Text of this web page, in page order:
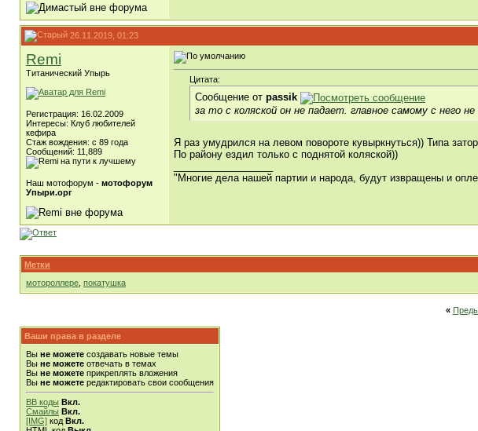
26.11.2019, 01:23
Remi
Титанический Упырь
Регистрация: 16.02.2009
Интересы: Клуб любителей
кефира
Стаж вождения: с 89 года
Сообщений: 11,889
Наш мотофорум - мотофорум
Упыри.орг
Цитата:
Сообщение от passik
за то с коляской он не падает. главное самому с него не
Я раз умудрился на левом повороте кувыркнуться)) Типа
По району ездил только с поднятой коляской))
"Многие дела нашей партии и народа, будут извращены и
Метки
мотороллере покатушка
«
Ваши права в разделе
Вы не можете создавать новые темы
Вы не можете отвечать в темах
Вы не можете прикреплять вложения
Вы не можете редактировать свои сообщения
BB коды Вкл.
Смайлы Вкл.
[IMG] код Вкл.